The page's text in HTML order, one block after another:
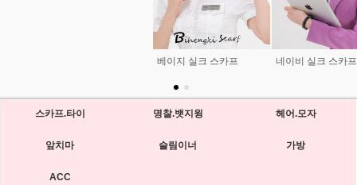
네이비 실크 스카프 [SKF - 335] 실크 스카프
스카프.타이 명찰.뱃지윙 헤어.모자
앞치마 슬림이너 가방
ACC